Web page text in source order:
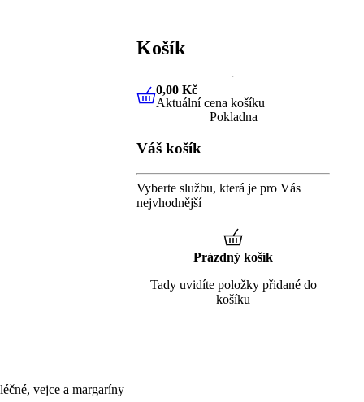
vejce a margaríny
Košík
0,00 KčAktuální cena košíku
0,00 Kč
Aktuální cena košíku
Pokladna
Váš košík
Vyberte službu, která je pro Vás
nejvhodnější
Prázdný košík
Tady uvidíte položky přidané do
košíku